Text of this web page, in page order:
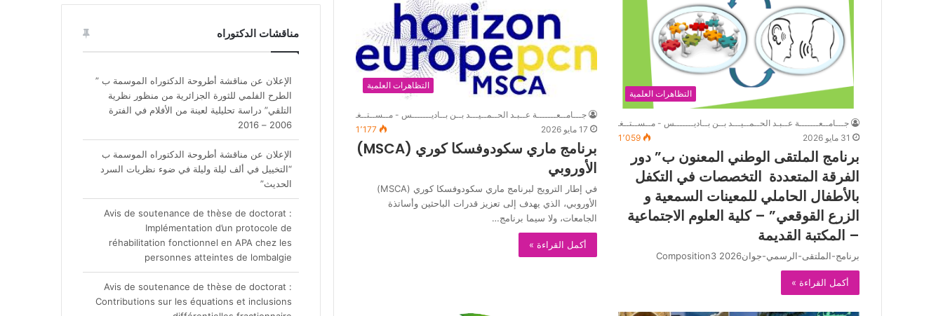
التظاهرات العلمية
جـــامــعـــــــة عــبـد الحــمــيـــد بــن بــاديـــــــس - مــســتــغــــــانــم
31 مايو 2026
1٬059
برنامج الملتقى الوطني المعنون ب” دور
الفرقة المتعددة التخصصات في التكفل
بالأطفال الحاملي للمعينات السمعية و
الزرع القوقعي” – كلية العلوم الاجتماعية
– المكتبة القديمة
برنامج-الملتقى-الرسمي-جوان2026 Composition3
أكمل القراءة »
التظاهرات العلمية
جـــامــعـــــــة عــبـد الحــمــيـــد بــن بــاديـــــــس - مــســتــغــــــانــم
17 مايو 2026
1٬177
برنامج ماري سكودوفسكا كوري (MSCA)
الأوروبي
في إطار الترويج لبرنامج ماري سكودوفسكا كوري (MSCA)
الأوروبي، الذي يهدف إلى تعزيز قدرات الباحثين وأساتذة
الجامعات، ولا سيما برنامج…
أكمل القراءة »
مناقشات الدكتوراه
الإعلان عن مناقشة أطروحة الدكتوراه الموسمة ب ”
الطرح الفلمي للثورة الجزائرية من منظور نظرية
الإعلان عن مناقشة أطروحة الدكتوراه الموسمة ب
“التخييل في ألف ليلة وليلة في ضوء نظريات السرد
الحديث”
Avis de soutenance de thèse de doctorat :
Implémentation d’un protocole de
réhabilitation fonctionnel en APA chez les
Avis de soutenance de thèse de doctorat :
Contributions sur les équations et inclusions
différentielles fractionnaire
Avis de soutenance de thèse de doctorat